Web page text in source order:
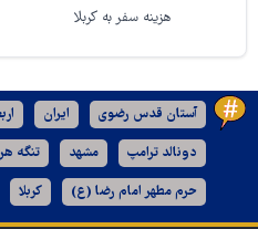
هزینه سفر به کربلا
آستان قدس رضوی ایران
دونالد ترامپ مشهد تنگه
حرم مطهر امام رضا (ع) کربلا